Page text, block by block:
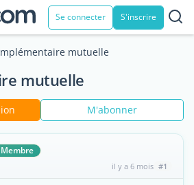
Se connecter S'inscrire
mutuelle
mutuelle
M'abonner
Membre
il y a 6 mois #1